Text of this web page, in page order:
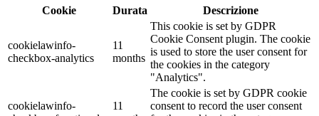
Cookie Durata Descrizione
cookielawinfo-
checkbox-analytics
11
months
This cookie is set by GDPR
Cookie Consent plugin. The cookie
is used to store the user consent for
the cookies in the category
"Analytics".
cookielawinfo-
11
The cookie is set by GDPR cookie
consent to record the user consent